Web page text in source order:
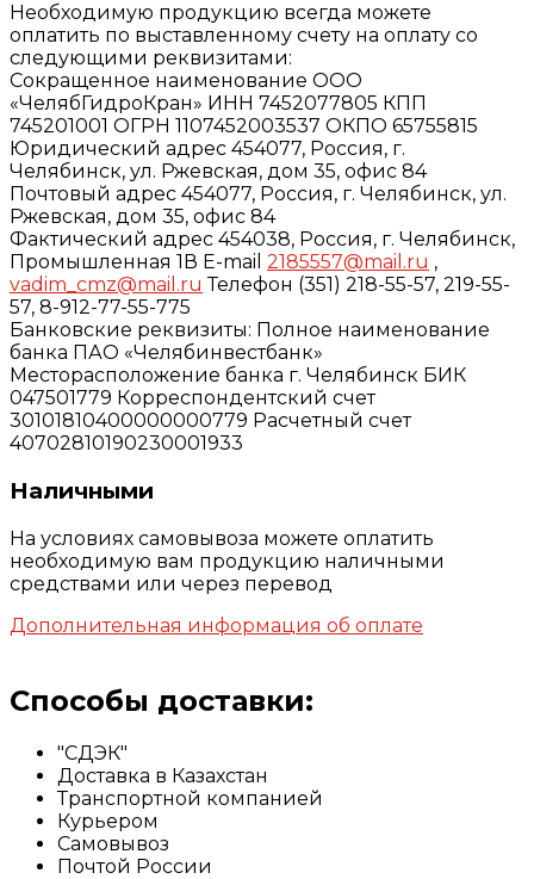
Необходимую продукцию всегда можете
оплатить по выставленному счету на оплату со
следующими реквизитами:
Сокращенное наименование ООО
«ЧелябГидроКран» ИНН 7452077805 КПП
745201001 ОГРН 1107452003537 ОКПО 65755815
Юридический адрес 454077, Россия, г.
Челябинск, ул. Ржевская, дом 35, офис 84
Почтовый адрес 454077, Россия, г. Челябинск, ул.
Ржевская, дом 35, офис 84
Фактический адрес 454038, Россия, г. Челябинск,
Промышленная 1В E-mail 2185557@mail.ru ,
vadim_cmz@mail.ru Телефон (351) 218-55-57, 219-55-
57, 8-912-77-55-775
Банковские реквизиты: Полное наименование
банка ПАО «Челябинвестбанк»
Месторасположение банка г. Челябинск БИК
047501779 Корреспондентский счет
30101810400000000779 Расчетный счет
40702810190230001933
Наличными
На условиях самовывоза можете оплатить
необходимую вам продукцию наличными
средствами или через перевод
Дополнительная информация об оплате
Способы доставки:
"СДЭК"
Доставка в Казахстан
Транспортной компанией
Курьером
Самовывоз
Почтой России